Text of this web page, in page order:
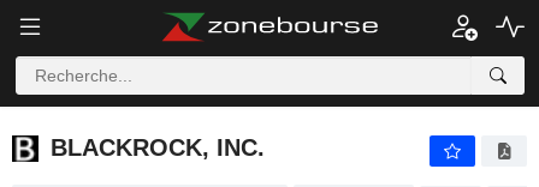
BLACKROCK, INC.
BLACKROCK, INC.